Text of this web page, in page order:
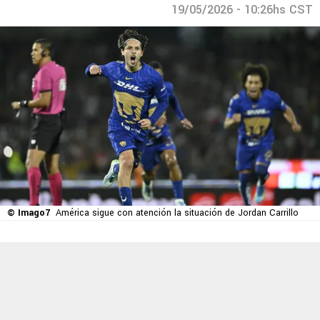
19/05/2026 - 10:26hs CST
© Imago7 América sigue con atención la situación de Jordan Carrillo